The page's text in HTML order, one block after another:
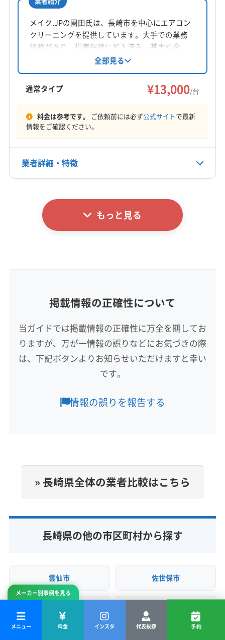
所在地
長崎県長崎市松が枝町5-35 丸田屋ビル2 F
対応地域
諫早市
西彼杵郡時津町
西彼杵郡長与町
電話番号
095-825-2325
公式サイトを見る
メイク.JPの園田氏は、長崎市を中心にエアコン
クリーニングを提供しています。大手での業務
経験があり、損害保険に加入済み。基本料金
13,000円からで、複数台割引があります。平日
7:30〜18:00、土日祝も営業（日曜は相談可）。匠
の技術で、住まいの悩みを解決します。
全部見る
通常タイプ ¥13,000/台
料金は参考です。 ご依頼前には必ず公式サイトで最新
情報をご確認ください。
業者詳細・特徴
基本情報
代表者名
南島原市
諫早市 西彼杵郡時津町
西彼杵郡長与町
東彼杵郡川棚町
東彼杵郡東彼杵町
東彼杵郡波佐見町
もっと見る
7:30〜18:00
0120-993-091
もっと見る
掲載情報の正確性について
当ガイドでは掲載情報の正確性に万全を期してお
りますが、万が一情報の誤りなどにお気づきの際
は、下記ボタンよりお知らせいただけますと幸い
です。
情報の誤りを報告する
» 長崎県全体の業者比較はこちら
長崎県の他の市区町村から探す
雲仙市 佐世保市
メーカー別事例を見る
メニュー 料金 インスタ 代表挨拶 予約